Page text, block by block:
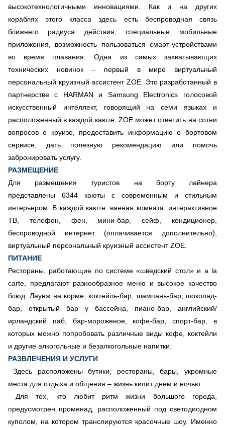
высокотехнологичными инновациями. Как и на других
кораблях этого класса здесь есть беспроводная связь
ближнего радиуса действия, специальные мобильные
приложения, возможность пользоваться смарт-устройствами
во время плавания. Одна из самых захватывающих
технических новинок – первый в мире виртуальный
персональный круизный ассистент ZOE. Это разработанный в
партнерстве с HARMAN и Samsung Electronics голосовой
искусственный интеллект, говорящий на семи языках и
расположенный в каждой каюте. ZOE может ответить на сотни
вопросов о круизе, предоставить информацию о бортовом
сервисе, дать полезную рекомендацию или помочь
забронировать услугу.
РАЗМЕЩЕНИЕ
Для размещения туристов на борту лайнера
представлены 6344 каюты с современным и стильным
интерьером. В каждой каюте: ванная комната, интерактивное
ТВ, телефон, фен, мини-бар, сейф, кондиционер,
беспроводной интернет (оплачивается дополнительно),
виртуальный персональный круизный ассистент ZOE.
ПИТАНИЕ
Рестораны, работающие по системе «шведский стол» и a la
carte, предлагают разнообразное меню и высокое качество
блюд. Лаунж на корме, коктейль-бар, шампань-бар, шоколад-
бар, открытый бар у бассейна, пиано-бар, английский/
ирландский паб, бар-мороженое, кофе-бар, спорт-бар, в
которых можно попробовать различные виды кофе, коктейли
и другие алкогольные и безалкогольные напитки.
РАЗВЛЕЧЕНИЯ И УСЛУГИ
Здесь расположены бутики, рестораны, бары, укромные
места для отдыха и общения – жизнь кипит днем и ночью.
Для тех, кто любит ритм жизни большого города,
предусмотрен променад, расположенный под светодиодном
куполом, на котором транслируются красочные шоу. Именно